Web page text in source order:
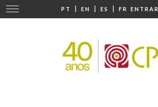
PT | EN | ES | FR ENTRAR
Mudar
navegação